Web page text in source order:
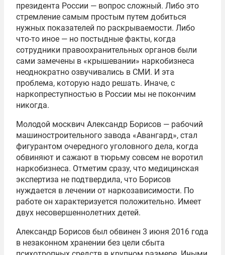
президента России — вопрос сложный. Либо это
стремление самым простым путем добиться
нужных показателей по раскрываемости. Либо
что-то иное — но постыдные факты, когда
сотрудники правоохранительных органов были
сами замечены в «крышевании» наркобизнеса
неоднократно озвучивались в СМИ. И эта
проблема, которую надо решать. Иначе, с
наркопреступностью в России мы не покончим
никогда.
Молодой москвич Александр Борисов — рабочий
машиностроительного завода «Авангард», стал
фигурантом очередного уголовного дела, когда
обвиняют и сажают в тюрьму совсем не воротил
наркобизнеса. Отметим сразу, что медицинская
экспертиза не подтвердила, что Борисов
нуждается в лечении от наркозависимости. По
работе он характеризуется положительно. Имеет
двух несовершеннолетних детей.
Александр Борисов был обвинен 3 июня 2016 года
в незаконном хранении без цели сбыта